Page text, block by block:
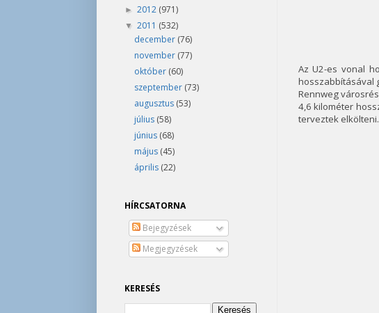
Az U2-es vonal
hosszabbításával
Rennweg
4,6 kilométer
terveztek elkölteni.
► 2012 (971)
▼ 2011 (532)
december (76)
november (77)
október (60)
szeptember (73)
augusztus (53)
július (58)
június (68)
május (45)
április (22)
HÍRCSATORNA
Bejegyzések
Megjegyzések
KERESÉS